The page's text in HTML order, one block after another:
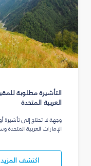
التأشيرة مطلوبة
العربية المتحدة
وجهة لا تحتاج إلى
الإمارات العربية المتحدة
اكتشف المزيد